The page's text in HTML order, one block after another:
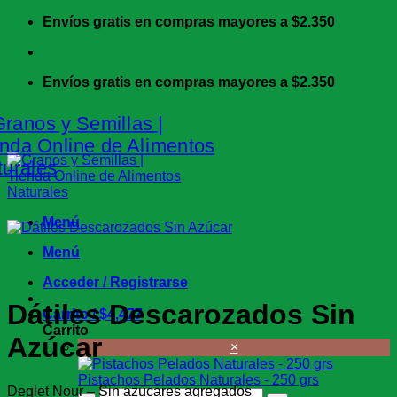
Saltar
contenido
Envíos gratis en compras mayores a $2.350
Envíos gratis en compras mayores a $2.350
Menú
Menú
Acceder / Registrarse
Carrito /$4,477
Carrito
×
Pistachos Pelados Naturales - 250 grs
Dátiles Descarozados Sin
Azúcar
Deglet Nour – Sin azúcares agregados